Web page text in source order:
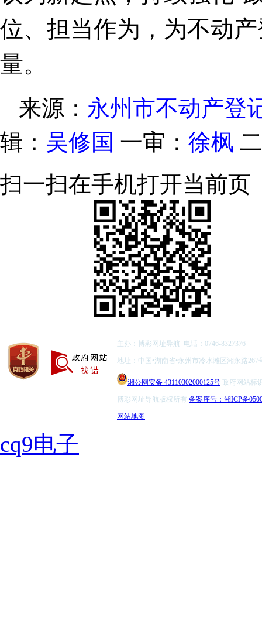
位、担当作为，为不动
量。
来源： 永州市不动产登
辑： 吴修国 一审： 徐枫
扫一扫在手机打开当前页
主办：博彩网址导航 电话：0746-8327376
地址：中国•湖南省•永州市冷水滩区湘永路267
湘公网安备 43110302000125号 政府网站标
博彩网址导航版权所有 备案序号：湘ICP备
网站地图
cq9电子